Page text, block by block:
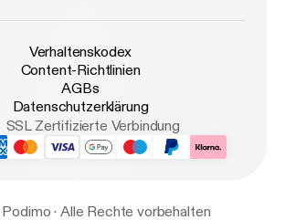
Verhaltenskodex
Content-Richtlinien
AGBs
Datenschutzerklärung
SSL Zertifizierte Verbindung
· Alle Rechte vorbehalten